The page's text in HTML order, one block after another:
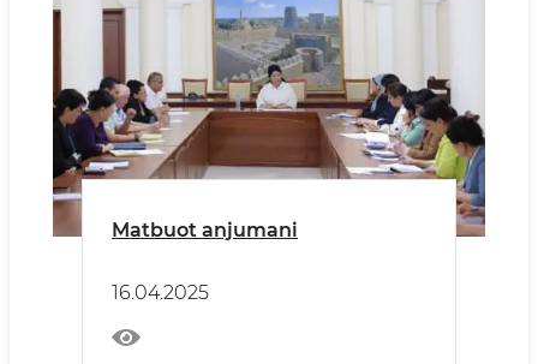
Matbuot anjumani
16.04.2025